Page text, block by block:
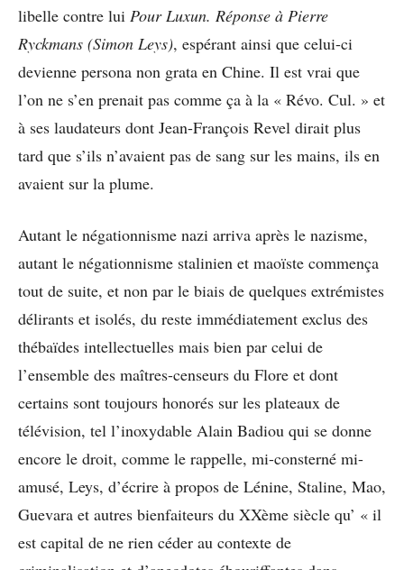
libelle contre lui Pour Luxun. Réponse à Pierre
Ryckmans (Simon Leys), espérant ainsi que celui-ci
devienne persona non grata en Chine. Il est vrai que
l’on ne s’en prenait pas comme ça à la « Révo. Cul. » et
à ses laudateurs dont Jean-François Revel dirait plus
tard que s’ils n’avaient pas de sang sur les mains, ils en
avaient sur la plume.
Autant le négationnisme nazi arriva après le nazisme,
autant le négationnisme stalinien et maoïste commença
tout de suite, et non par le biais de quelques extrémistes
délirants et isolés, du reste immédiatement exclus des
thébaïdes intellectuelles mais bien par celui de
l’ensemble des maîtres-censeurs du Flore et dont
certains sont toujours honorés sur les plateaux de
télévision, tel l’inoxydable Alain Badiou qui se donne
encore le droit, comme le rappelle, mi-consterné mi-
amusé, Leys, d’écrire à propos de Lénine, Staline, Mao,
Guevara et autres bienfaiteurs du XXème siècle qu’ « il
est capital de ne rien céder au contexte de